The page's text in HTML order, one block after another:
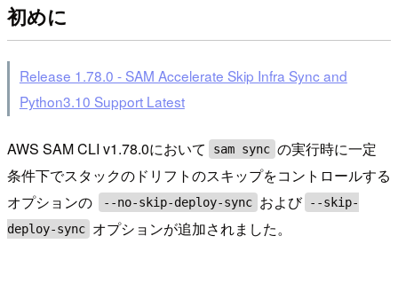
初めに
Release 1.78.0 - SAM Accelerate Skip Infra Sync and
Python3.10 Support Latest
AWS SAM CLI v1.78.0において sam sync の実行時に一定
条件下でスタックのドリフトのスキップをコントロールする
オプションの
--no-skip-deploy-sync および
--skip-
deploy-sync オプションが追加されました。